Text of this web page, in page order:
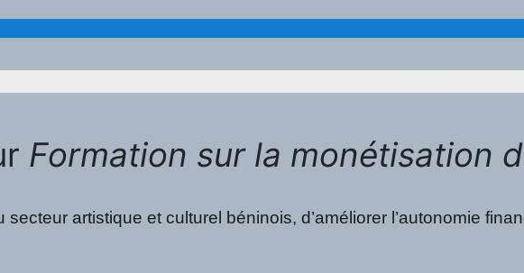
Formation sur la monétisation
artistique et culturel béninois, d’améliorer l’autonomie